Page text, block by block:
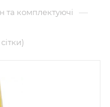
та комплектуючі —